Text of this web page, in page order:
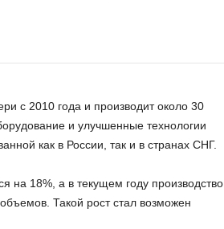
с 2010 года и производит около 30
и улучшенные технологии
как в России, так и в странах СНГ.
на 18%, а в текущем году производство
Такой рост стал возможен